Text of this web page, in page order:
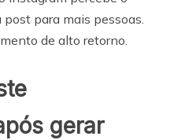
para mais pessoas.
de alto retorno.
gerar